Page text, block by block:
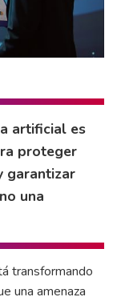
artificial es
proteger
garantizar
una
transformando
una amenaza